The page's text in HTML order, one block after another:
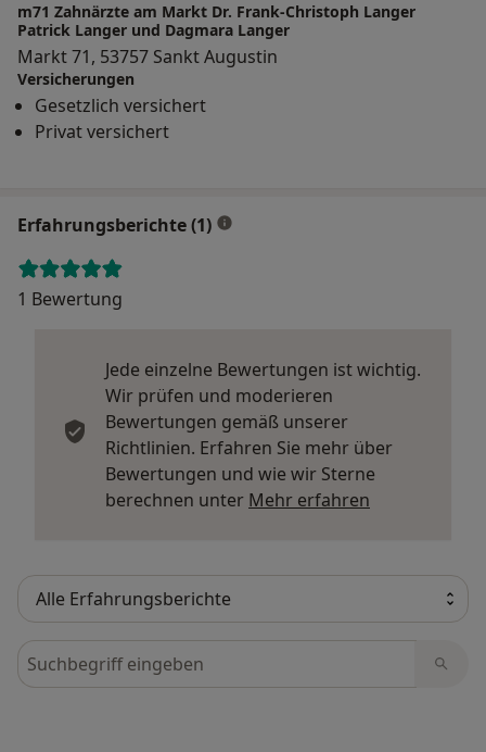
m71 Zahnärzte am Markt Dr. Frank-Christoph Langer
Patrick Langer und Dagmara Langer
Markt 71, 53757 Sankt Augustin
Versicherungen
Gesetzlich versichert
Privat versichert
Erfahrungsberichte (1)
1 Bewertung
Jede einzelne Bewertungen ist wichtig.
Wir prüfen und moderieren
Bewertungen gemäß unserer
Richtlinien. Erfahren Sie mehr über
Bewertungen und wie wir Sterne
berechnen unter Mehr erfahren
Bewertungen durchsuchen